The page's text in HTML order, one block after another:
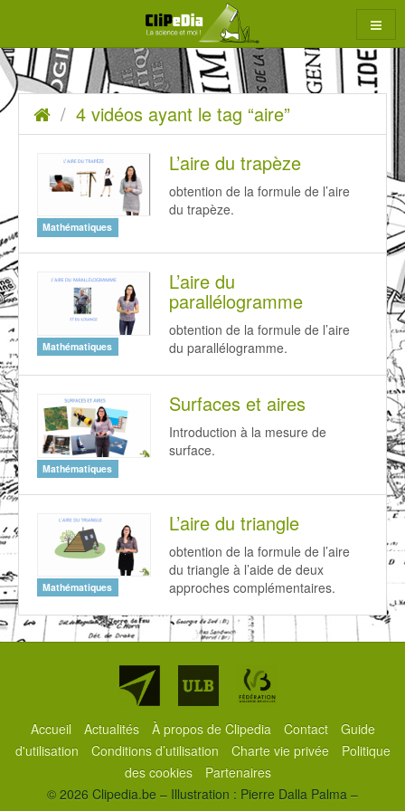
contenu
4
vidéos
ayant
tag
“aire”
Accueil
4 vidéos ayant le tag “aire”
Mathématiques
L’aire du trapèze
obtention de la formule de l’aire
du trapèze.
Mathématiques
L’aire du
parallélogramme
obtention de la formule de l’aire
du parallélogramme.
Mathématiques
Surfaces et aires
Introduction à la mesure de
surface.
Mathématiques
L’aire du triangle
obtention de la formule de l’aire
du triangle à l’aide de deux
approches complémentaires.
Partenaires
Accueil Actualités À propos de Clipedia Contact
Guide
d'utilisation
Conditions d’utilisation Charte vie privée
Politique
des cookies
Partenaires
© 2026 Clipedia.be – Illustration : Pierre Dalla Palma –